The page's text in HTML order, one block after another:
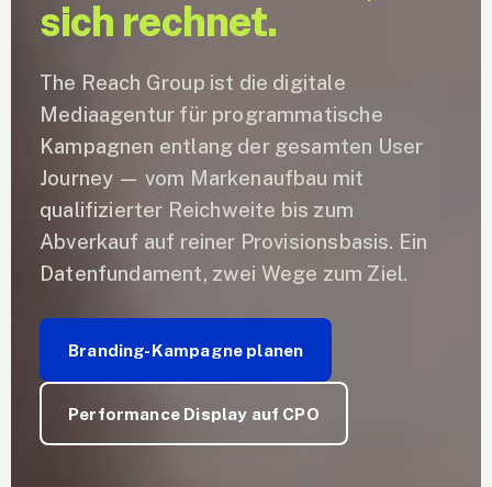
sich rechnet.
The Reach Group ist die digitale
Mediaagentur für programmatische
Kampagnen entlang der gesamten User
Journey — vom Markenaufbau mit
qualifizierter Reichweite bis zum
Abverkauf auf reiner Provisionsbasis. Ein
Datenfundament, zwei Wege zum Ziel.
Branding-Kampagne planen
Performance Display auf CPO